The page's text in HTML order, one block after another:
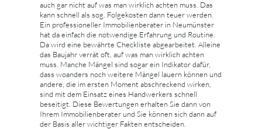
auch gar nicht auf was man wirklich achten muss. Das
kann schnell als sog. Folgekosten dann teuer werden.
Ein professioneller Immobilienberater in Neumünster
hat da einfach die notwendige Erfahrung und Routine.
Da wird eine bewährte Checkliste abgearbeitet. Alleine
das Baujahr verrät oft, auf was man wirklich achten
muss. Manche Mängel sind sogar ein Indikator dafür,
dass woanders noch weitere Mängel lauern können und
andere, die im ersten Moment abschreckend wirken,
sind mit dem Einsatz eines Handwerkers schnell
beseitigt. Diese Bewertungen erhalten Sie dann von
Ihrem Immobilienberater und Sie können sich dann auf
der Basis aller wichtiger Fakten entscheiden.